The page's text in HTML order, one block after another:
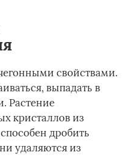
свойствами.
выпадать в
Растение
кристаллов из
дробить
удаляются из